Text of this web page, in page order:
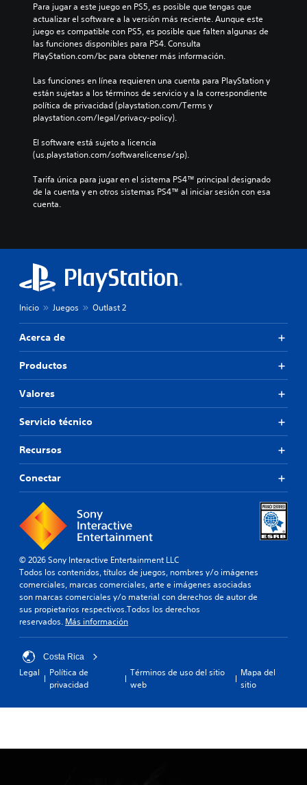
Para jugar a este juego en PS5, es posible que tengas que
actualizar el software a la versión más reciente. Aunque este
juego es compatible con PS5, es posible que falten algunas de
las funciones disponibles para PS4. Consulta
PlayStation.com/bc para obtener más información.
Las funciones en línea requieren una cuenta para PlayStation y
están sujetas a los términos de servicio y a la correspondiente
política de privacidad (playstation.com/Terms y
playstation.com/legal/privacy-policy).
El software está sujeto a licencia
(us.playstation.com/softwarelicense/sp).
Tarifa única para jugar en el sistema PS4™ principal designado
de la cuenta y en otros sistemas PS4™ al iniciar sesión con esa
cuenta.
Inicio Juegos Outlast 2
Acerca de
Productos
Valores
Servicio técnico
Recursos
Conectar
© 2026 Sony Interactive Entertainment LLC
Todos los contenidos, títulos de juegos, nombres y/o imágenes
comerciales, marcas comerciales, arte e imágenes asociadas
son marcas comerciales y/o material con derechos de autor de
sus propietarios respectivos.Todos los derechos
reservados. Más información
Costa Rica
Legal
Política de
privacidad
Términos de uso del sitio
web
Mapa del
sitio